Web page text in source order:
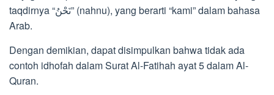
taqdirnya “نَحْنُ” (nahnu), yang berarti “kami” dalam bahasa
Arab.
Dengan demikian, dapat disimpulkan bahwa tidak ada
contoh idhofah dalam Surat Al-Fatihah ayat 5 dalam Al-
Quran.